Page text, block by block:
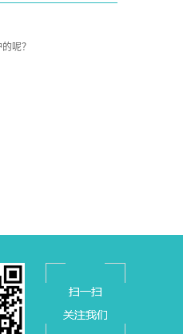
呢？